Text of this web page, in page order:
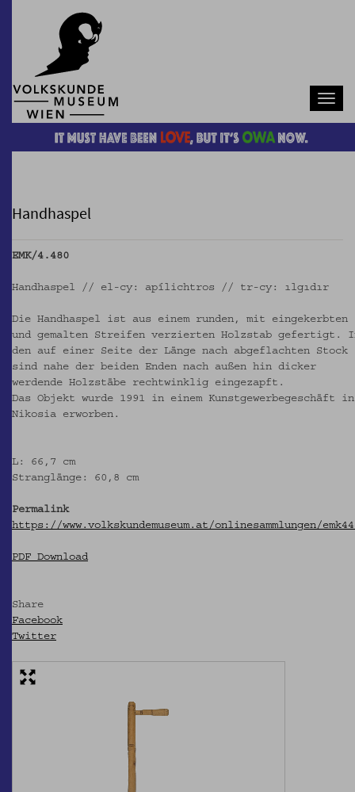
Handhaspel
EMK/4.480
Handhaspel // el-cy: apílichtros // tr-cy: ılgıdır
Die Handhaspel ist aus einem runden, mit eingekerbten
und gemalten Streifen verzierten Holzstab gefertigt.
den auf einer Seite der Länge nach abgeflachten Stock
sind nahe der beiden Enden nach außen hin dicker
werdende Holzstäbe rechtwinklig eingezapft.
Das Objekt wurde 1991 in einem Kunstgewerbegeschäft in
Nikosia erworben.
L: 66,7 cm
Stranglänge: 60,8 cm
Permalink
https://www.volkskundemuseum.at/onlinesammlungen/
PDF Download
Share
Facebook
Twitter